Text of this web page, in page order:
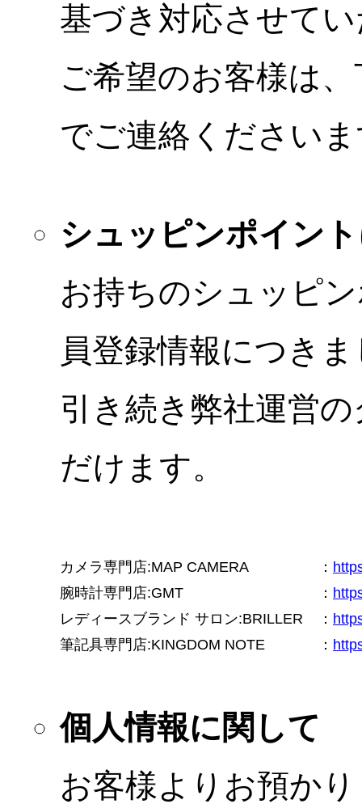
基づき対応させて
ご希望のお客様は
でご連絡ください
シュッピンポイン
お持ちのシュッピ
員登録情報につき
引き続き弊社運営
だけます。
カメラ専門店:MAP CAMERA ：
腕時計専門店:GMT
：
レディースブランド サロン:BRILLER
：
筆記具専門店:KINGDOM NOTE
：
個人情報に関して
お客様よりお預か